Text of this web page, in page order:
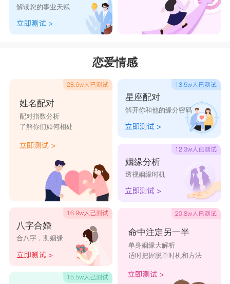
解读您的事业天赋
恋爱情感
姓名配对
配对指数分析
了解你们如何相处
八字合婚
合八字，测姻缘
星座配对
解开你和他的缘分密码
姻缘分析
透视姻缘时机
命中注定另一半
单身姻缘大解析
适时把握脱单时机和方法